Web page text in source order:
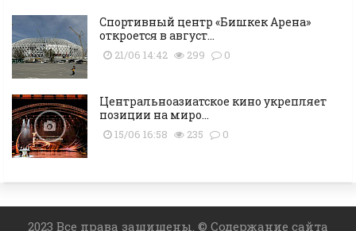
Cпортивный центр «Бишкек Арена»
откроется в август...
21/06 14:42 299 0
Центральноазиатское кино укрепляет
позиции на миро...
15/06 16:58 235 0
2023 Все права защищены. © Содержание сайта